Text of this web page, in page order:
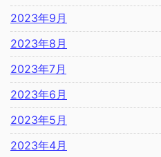
2023年9月
2023年8月
2023年7月
2023年6月
2023年5月
2023年4月